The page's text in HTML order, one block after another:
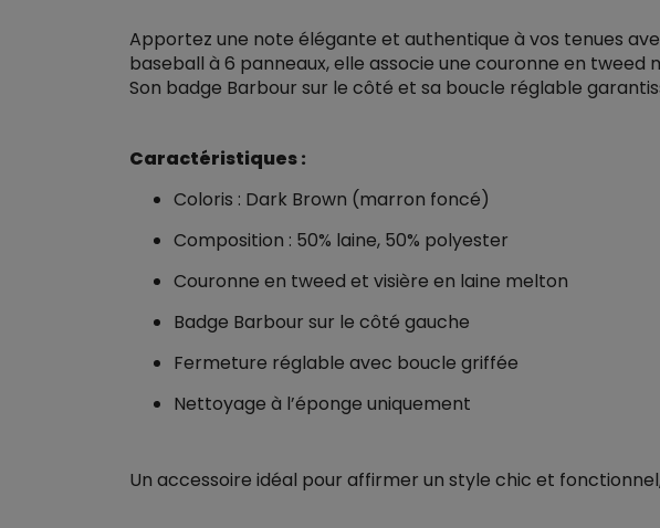
Apportez une note élégante et authentique à vos tenues
baseball à 6 panneaux, elle associe une couronne en
Son badge Barbour sur le côté et sa boucle réglable
Caractéristiques :
Coloris : Dark Brown (marron foncé)
Composition : 50% laine, 50% polyester
Couronne en tweed et visière en laine melton
Badge Barbour sur le côté gauche
Fermeture réglable avec boucle griffée
Nettoyage à l’éponge uniquement
Un accessoire idéal pour affirmer un style chic et